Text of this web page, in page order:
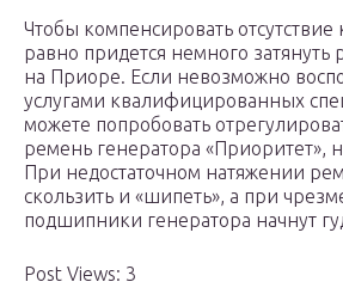
Чтобы компенсировать отсутствие
равно придется немного затянуть
на Приоре. Если невозможно
услугами квалифицированных
можете попробовать
ремень генератора «Приоритет»,
При недостаточном натяжении
скользить и «шипеть», а при
подшипники генератора начнут
Post Views: 3